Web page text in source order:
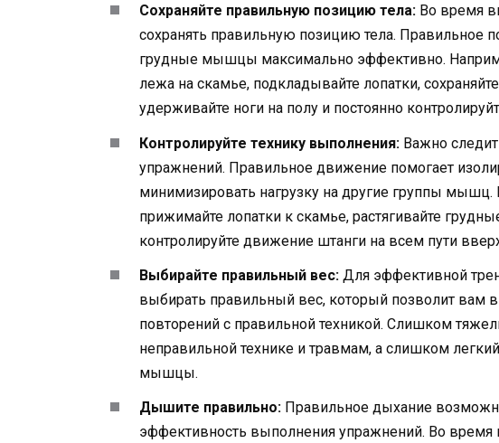
Сохраняйте правильную позицию тела: Во время
сохранять правильную позицию тела. Правильное
грудные мышцы максимально эффективно.
лежа на скамье, подкладывайте лопатки,
удерживайте ноги на полу и постоянно
Контролируйте технику выполнения: Важно
упражнений. Правильное движение помогает
минимизировать нагрузку на другие группы
прижимайте лопатки к скамье, растягивайте
контролируйте движение штанги на всем пути
Выбирайте правильный вес: Для эффективной
выбирать правильный вес, который позволит вам
повторений с правильной техникой. Слишком
неправильной технике и травмам, а слишком
мышцы.
Дышите правильно: Правильное дыхание
эффективность выполнения упражнений. Во время